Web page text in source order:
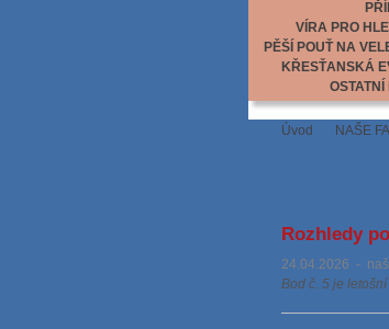
VÍRA PRO
PĚŠÍ POUŤ NA
KŘESŤANSKÁ
OSTATNÍ
Úvod NAŠE
Rozhledy
24.04.2026 -
Bod č. 5 je letošní